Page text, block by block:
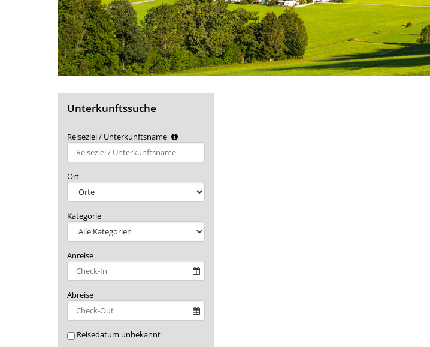
Unterkunftssuche
Reiseziel / Unterkunftsname
Ort
Kategorie
Anreise
Abreise
Reisedatum unbekannt